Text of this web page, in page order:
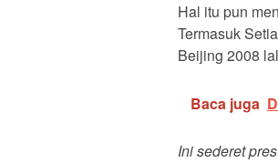
Hal itu pun
Termasuk
Beijing 2008
Baca juga
Ini sederet